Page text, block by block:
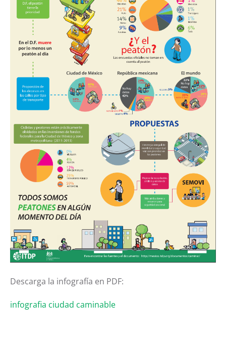
Descarga la infografía en PDF:
infografia ciudad caminable